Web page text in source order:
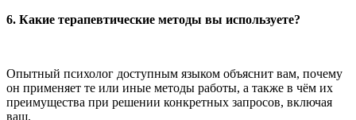
6. Какие терапевтические методы вы используете?
Опытный психолог доступным языком объяснит вам, почему
он применяет те или иные методы работы, а также в чём их
преимущества при решении конкретных запросов, включая
ваш.